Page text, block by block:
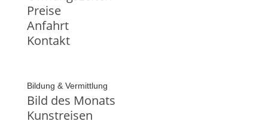
Preise
Anfahrt
Kontakt
Bildung & Vermittlung
Bild des Monats
Kunstreisen